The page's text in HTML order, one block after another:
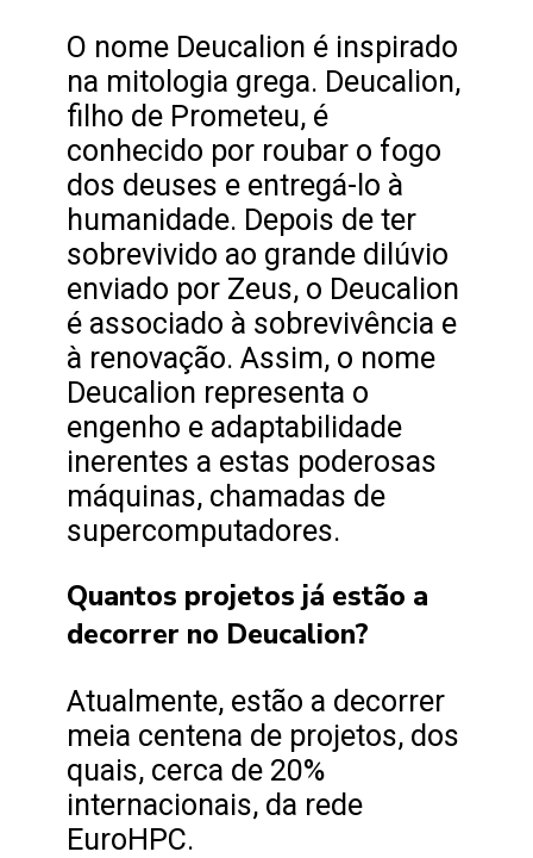
O nome Deucalion é inspirado
na mitologia grega. Deucalion,
filho de Prometeu, é
conhecido por roubar o fogo
dos deuses e entregá-lo à
humanidade. Depois de ter
sobrevivido ao grande dilúvio
enviado por Zeus, o Deucalion
é associado à sobrevivência e
à renovação. Assim, o nome
Deucalion representa o
engenho e adaptabilidade
inerentes a estas poderosas
máquinas, chamadas de
supercomputadores.
Quantos projetos já estão a
decorrer no Deucalion?
Atualmente, estão a decorrer
meia centena de projetos, dos
quais, cerca de 20%
internacionais, da rede
EuroHPC.